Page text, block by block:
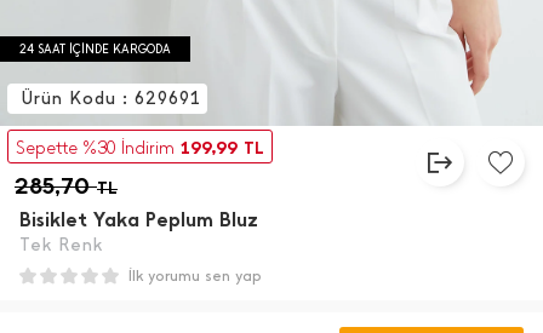
24 SAAT İÇİNDE KARGODA
Sepette %30 İndirim 199,99 TL
285,70TL
Bisiklet Yaka Peplum Bluz
Tek Renk
Ürün Kodu : 629691
İlk yorumu sen yap